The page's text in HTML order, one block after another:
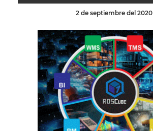
2 de septiembre del 2020